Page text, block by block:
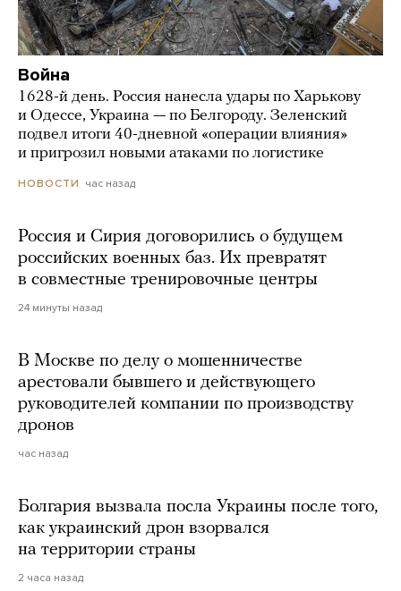
Война
1628-й день. Россия нанесла удары по Харькову
и Одессе, Украина — по Белгороду. Зеленский
подвел итоги 40-дневной «операции влияния»
и пригрозил новыми атаками по логистике
НОВОСТИ час назад
Россия и Сирия договорились о будущем
российских военных баз. Их превратят
в совместные тренировочные центры
24 минуты назад
В Москве по делу о мошенничестве
арестовали бывшего и действующего
руководителей компании по производству
дронов
час назад
Болгария вызвала посла Украины после того,
как украинский дрон взорвался
на территории страны
2 часа назад